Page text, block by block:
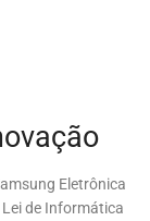
Eletrônica
de Informática